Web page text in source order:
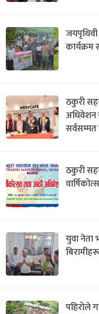
कार्यक्रम
ठकुरी
अधिवेशन
सर्वसम्मत
ठकुरी
युवा नेता
पहिरोले